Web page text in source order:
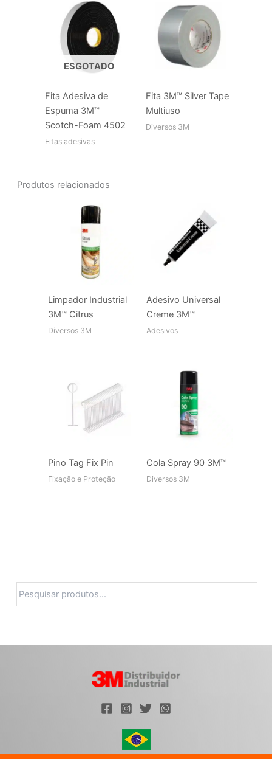
ESGOTADO
Fita Adesiva de
Espuma 3M™
Scotch-Foam 4502
Fitas adesivas
Fita 3M™ Silver Tape
Multiuso
Diversos 3M
Produtos relacionados
Limpador Industrial
3M™ Citrus
Diversos 3M
Adesivo Universal
Creme 3M™
Adesivos
Pino Tag Fix Pin
Fixação e Proteção
Cola Spray 90 3M™
Diversos 3M